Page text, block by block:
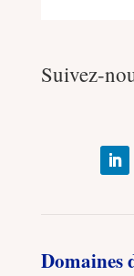
Suivez-
Domaines